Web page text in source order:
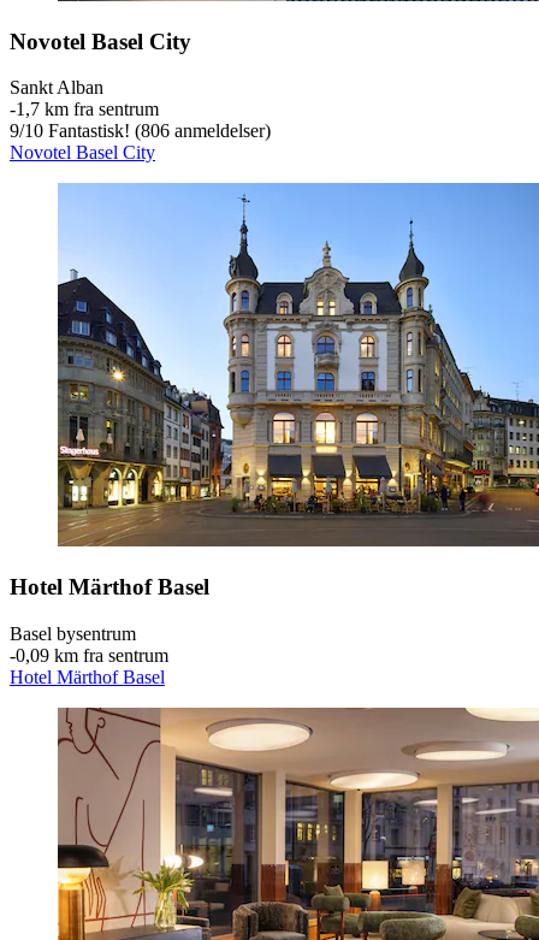
Novotel Basel City
Sankt Alban
‐1,7 km fra sentrum
9/10 Fantastisk! (806 anmeldelser)
Novotel Basel City
Hotel Märthof Basel
Basel bysentrum
‐0,09 km fra sentrum
Hotel Märthof Basel